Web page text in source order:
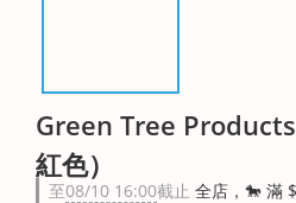
Green Tree
紅色）
至08/10 16:00截止 全店，🐎 滿